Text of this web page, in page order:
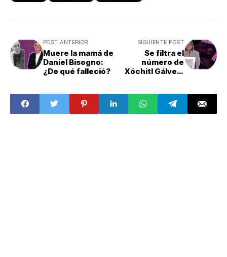
POST ANTERIOR
Muere la mamá de
Daniel Bisogno:
¿De qué falleció?
SIGUIENTE POST
Se filtra el
número de
Xóchitl Gálvez: